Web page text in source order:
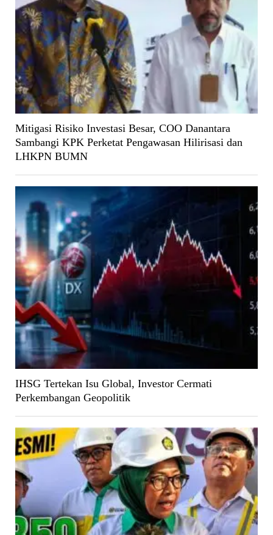
Mitigasi Risiko Investasi Besar, COO Danantara
Sambangi KPK Perketat Pengawasan Hilirisasi dan
LHKPN BUMN
IHSG Tertekan Isu Global, Investor Cermati
Perkembangan Geopolitik